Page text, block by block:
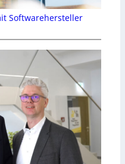
Softwarehersteller